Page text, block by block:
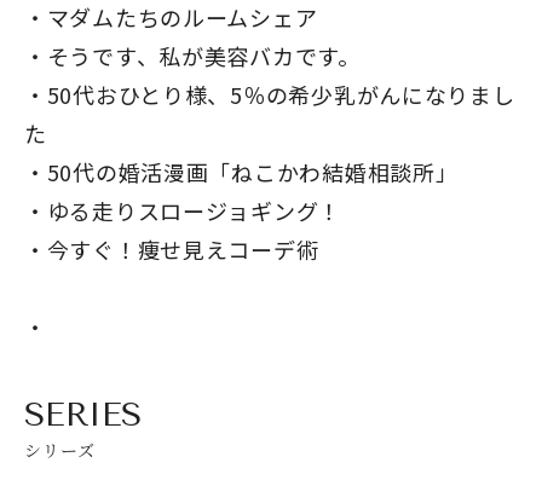
マダムたちのルームシェア
そうです、私が美容バカです。
50代おひとり様、5％の希少乳がんになりまし
た
50代の婚活漫画「ねこかわ結婚相談所」
ゆる走りスロージョギング！
今すぐ！痩せ見えコーデ術
SERIES
シリーズ
閉じる